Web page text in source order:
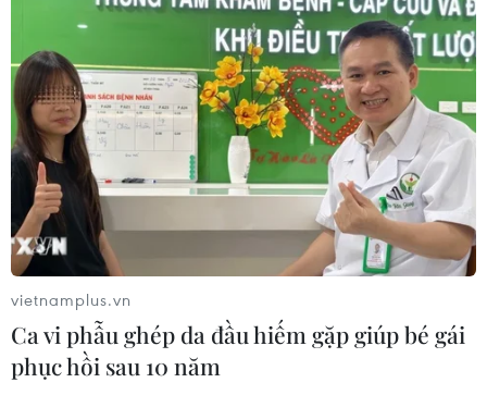
vietnamplus.vn
Ca vi phẫu ghép da đầu hiếm gặp giúp bé gái
phục hồi sau 10 năm